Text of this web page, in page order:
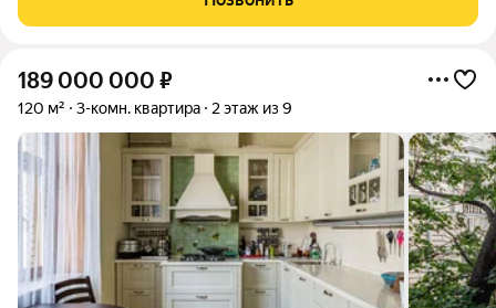
выполнить зонирование по своему вкусу -
189 000 000 ₽
120 м² 3-комн. квартира 2 этаж из 9